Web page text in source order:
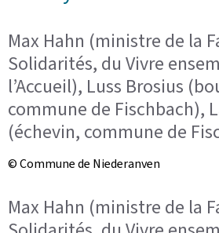
Max Hahn (ministre de la
Solidarités, du Vivre
l’Accueil), Luss Brosius
commune de Fischbach),
(échevin, commune de
© Commune de Niederanven
Max Hahn (ministre de la